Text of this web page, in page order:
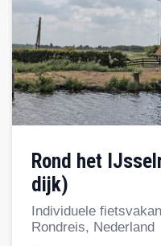
Rond het IJsselmeer (zonder afsluit
dijk)
Individuele
Rondreis, Nederland